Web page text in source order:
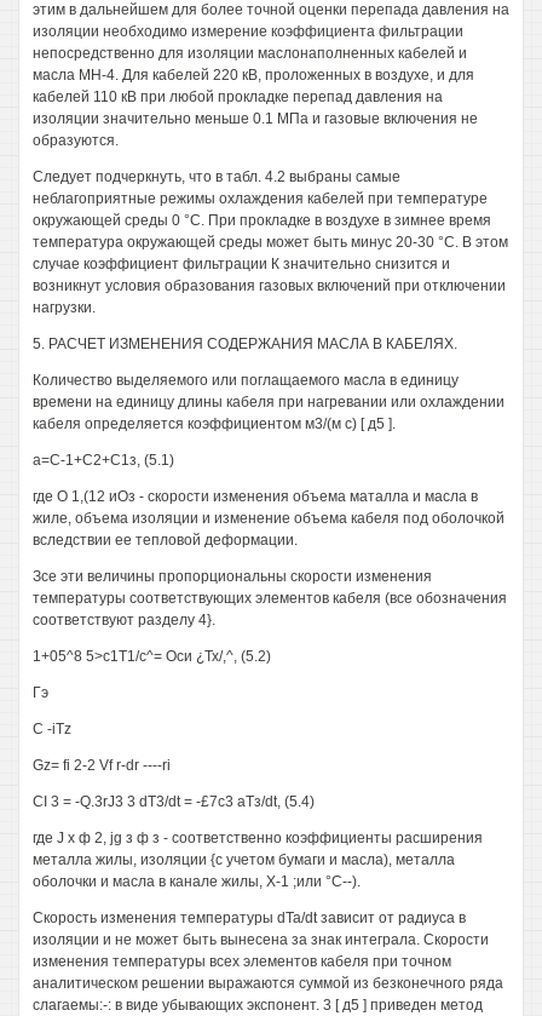
этим в дальнейшем для более точной оценки перепада давления на
изоляции необходимо измерение коэффициента фильтрации
непосредственно для изоляции маслонаполненных кабелей и
масла МН-4. Для кабелей 220 кВ, проложенных в воздухе, и для
кабелей 110 кВ при любой прокладке перепад давления на
изоляции значительно меньше 0.1 МПа и газовые включения не
образуются.
Следует подчеркнуть, что в табл. 4.2 выбраны самые
неблагоприятные режимы охлаждения кабелей при температуре
окружающей среды 0 °С. При прокладке в воздухе в зимнее время
температура окружающей среды может быть минус 20-30 °С. В этом
случае коэффициент фильтрации К значительно снизится и
возникнут условия образования газовых включений при отключении
нагрузки.
5. РАСЧЕТ ИЗМЕНЕНИЯ СОДЕРЖАНИЯ МАСЛА В КАБЕЛЯХ.
Количество выделяемого или поглащаемого масла в единицу
времени на единицу длины кабеля при нагревании или охлаждении
кабеля определяется коэффициентом м3/(м с) [ д5 ].
а=С-1+С2+С1з, (5.1)
где О 1,(12 иОз - скорости изменения объема маталла и масла в
жиле, объема изоляции и изменение объема кабеля под оболочкой
вследствии ее тепловой деформации.
Зсе эти величины пропорциональны скорости изменения
температуры соответствующих элементов кабеля (все обозначения
соответствуют разделу 4}.
1+05^8 5>с1Т1/с^= Оси ¿Тх/,^, (5.2)
Гэ
С -iTz
Gz= fi 2-2 Vf r-dr ----ri
CI 3 = -Q.3rJ3 3 dT3/dt = -£7c3 аТз/dt, (5.4)
где J x ф 2, jg з ф з - соответственно коэффициенты расширения
металла жилы, изоляции {с учетом бумаги и масла), металла
оболочки и масла в канале жилы, Х-1 ;или °С--).
Скорость изменения температуры dTa/dt зависит от радиуса в
изоляции и не может быть вынесена за знак интеграла. Скорости
изменения температуры всех элементов кабеля при точном
аналитическом решении выражаются суммой из безконечного ряда
слагаемы:-: в виде убывающих экспонент. 3 [ д5 ] приведен метод